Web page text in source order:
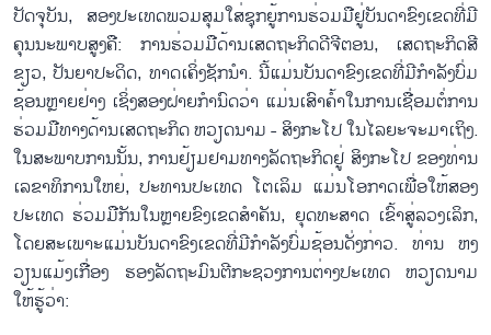
ປັດ​ຈຸ​ບັນ, ສອງ​ປະ​ເທດ​ພວມ​ສຸ​ມ​ໃສ່​ຊຸກ​ຍູ້​ການ​ຮ່ວມ​ມື​ຢູ່​ບັນ​ດາ​ຂົງ​ເຂດ​ທີ່​ມີ​
ຄຸນ​ນະ​ພາບ​ສູງ​ຄື: ການ​ຮ່ວມ​ມື​ດ້ານ​ເສດ​ຖະ​ກິດ​ດີ​ຈີ​ຕອນ, ເສດ​ຖະ​ກິດ​ສີ​
ຂຽວ, ປັນ​ຍາ​ປະ​ດິດ, ທາດ​ເຄິ່ງ​ຊັກ​ນຳ. ນີ້​ແມ່ນ​ບັນ​ດາ​ຂົງ​ເຂດ​ທີ່​ມີ​ກຳ​ລັງ​ບົ່ມ​
ຊ້ອນຫຼາຍ​ຢ່າງ ເຊິ່ງ​ສອ​ງ​ຝ່າຍ​ກຳ​ນົດ​ວ່າ ແມ່ນ​ເສົາ​ຄ້ຳ​ໃນ​ການ​ເຊື່ອມ​ຕໍ່​ການ​
ຮ່ວມ​ມື​ທາງ​ດ້ານ​ເສດ​ຖະ​ກິດ ຫວຽດ​ນາມ - ສິ​ງ​ກະ​ໂປ ໃນ​ໄລ​ຍະ​ຈະ​ມາ​ເຖິງ.
ໃນ​ສະ​ພາບ​ການ​ນັ້ນ, ການ​ຢ້ຽມ​ຢາມ​ທາງ​ລັດ​ຖະ​ກິດຢູ່ ສິງ​ກະ​ໂປ ​ຂອງ​ທ່ານ​
ເລ​ຂ​າ​ທິ​ການ​ໃຫຍ່, ປະ​ທານ​ປະ​ເທດ ໂຕ​ເລິມ ແມ່ນ​ໂອ​ກາດ​ເພື່ອ​ໃຫ້​ສອງ​
ປະ​ເທດ​ ​ຮ່ວມ​ມືກັນ​ໃນຫຼາຍ​ຂົງ​ເຂດ​ສຳ​ຄັນ, ຍຸດ​ທະ​ສາດ ເຂົ້າ​ສູ່​ລວງ​ເລິກ,
ໂດຍ​ສະ​ເພາະ​ແມ່ນ​ບັນ​ດາ​ຂົງ​ເຂດ​ທີ່​ມີ​ກຳ​ລັງ​ບົ່ມ​ຊ້ອນ​ດັ່ງ​ກ່າວ. ທ່ານ ຫງ
ວຽນ​ແມ້ງ​ເກື່ອງ ຮອງ​ລັດ​ຖະ​ມົນ​ຕີ​ກະ​ຊວງ​ການ​ຕ່າງ​ປະ​ເທດ ຫວຽດ​ນາມ
ໃຫ້​ຮູ້​ວ່າ: